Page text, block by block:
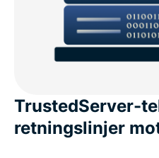
TrustedServer-
retningslinjer